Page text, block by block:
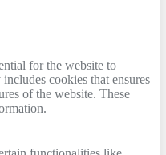
for the website to
cookies that ensures
of the website. These